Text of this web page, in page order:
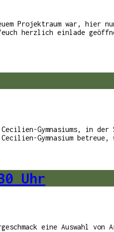
Projektraum war,
herzlich einlade
Gymnasiums, in der
Gymnasium
Uhr
eine Auswahl von